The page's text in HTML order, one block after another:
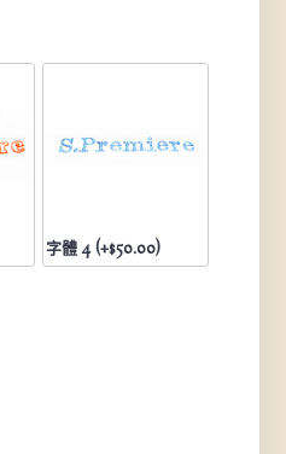
字體 4 (+$50.00)